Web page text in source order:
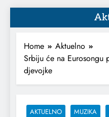
Home
Aktuelno
Srbiju će na Eurosongu
djevojke
AKTUELNO MUZIKA